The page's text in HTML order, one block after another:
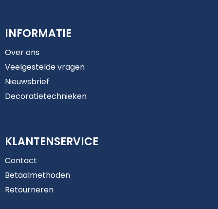
INFORMATIE
Over ons
Veelgestelde vragen
Nieuwsbrief
Decoratietechnieken
KLANTENSERVICE
Contact
Betaalmethoden
Retourneren